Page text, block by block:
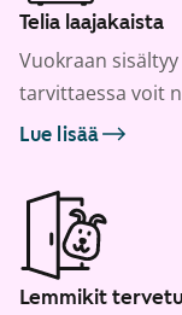
Telia laajakaista
Vuokraan
tarvittaessa voit
Lue lisää
Lemmikit